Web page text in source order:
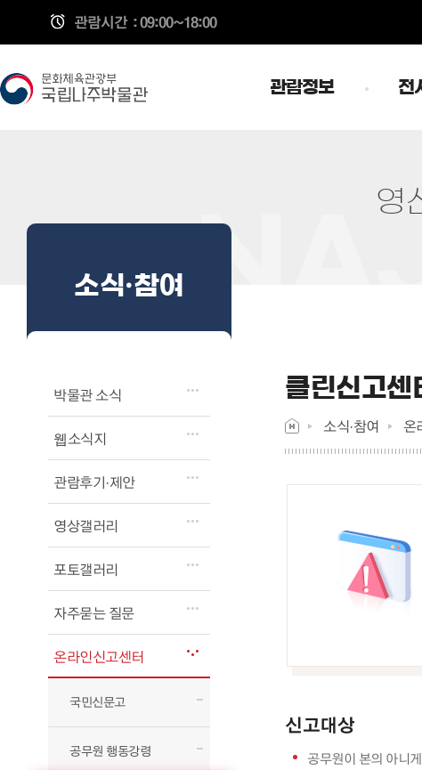
관람시간 : 09:00~18:00
관람정보 전
영
소식·참여
박물관 소식
웹소식지
관람후기·제안
영상갤러리
포토갤러리
자주묻는 질문
온라인신고센터
국민신문고
공무원 행동강령
클린신고센
소식·참여 온
신고대상
공무원이 본의 아니